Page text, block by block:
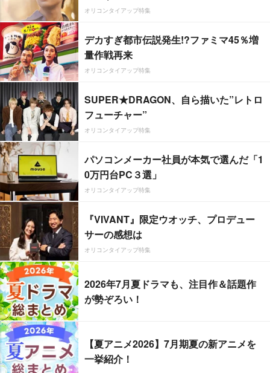
オリコンタイアップ特集
デカすぎ都市伝説発生!?ファミマ45％増
量作戦再来
オリコンタイアップ特集
SUPER★DRAGON、自ら描いた”レトロ
フューチャー”
オリコンタイアップ特集
パソコンメーカー社員が本気で選んだ「1
0万円台PC３選」
オリコンタイアップ特集
『VIVANT』限定ウオッチ、プロデュー
サーの感想は
オリコンタイアップ特集
2026年7月夏ドラマも、注目作＆話題作
が勢ぞろい！
【夏アニメ2026】7月期夏の新アニメを
一挙紹介！